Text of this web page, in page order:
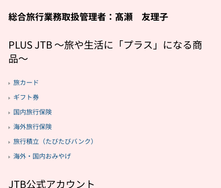
総合旅行業務取扱管理者：髙瀬 友理子
PLUS JTB 〜旅や生活に「プラス」になる商
品〜
旅カード
ギフト券
国内旅行保険
海外旅行保険
旅行積立（たびたびバンク）
海外・国内おみやげ
JTB公式アカウント